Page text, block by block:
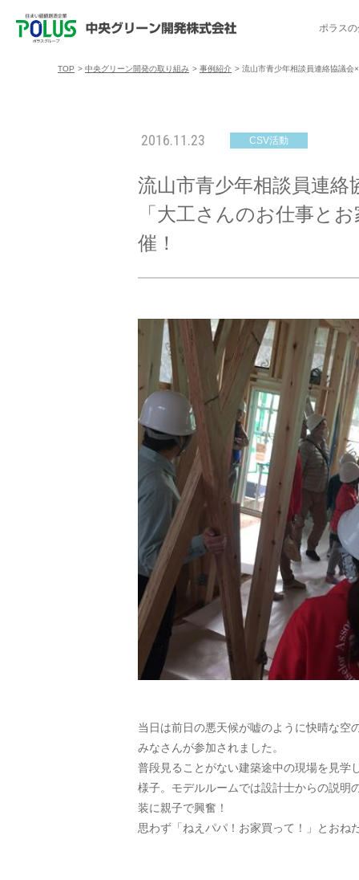
ポラスの
ポラスの分譲住宅を探す
千葉県のポラスの分譲住宅 東京都
今週の現地見学会
ブランドから探す
特集から探す 施
ご入居までの流れ ポラ
中央グリーン開発の取り組み
事例紹介
暮らしステキセミナー＆カルチャー
暮らし情報マガジン「スマイリング」
コ
ハートフルご紹介制度
アクセス
受賞実績
キャリア採用
TOP > 中央グリーン開発の取り組み > 事例紹介 > 流山市青少年相談員連絡協議会
2016.11.23 CSV活動
流山市青少年相談員連
「大工さんのお仕事と
催！
当日は前日の悪天候が嘘のように快晴な空
みなさんが参加されました。
普段見ることがない建築途中の現場を見学
様子。モデルルームでは設計士からの説明
装に親子で興奮！
思わず「ねえパパ！お家買って！」とおね